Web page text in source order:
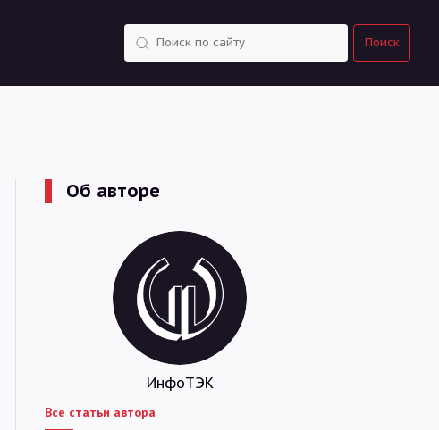
Поиск
Об авторе
ИнфоТЭК
Все статьи автора